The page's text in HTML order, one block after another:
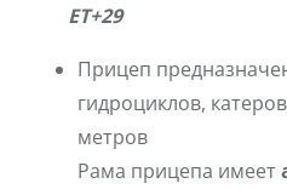
ЕТ+29
Прицеп
гидроциклов,
метров
Рама прицепа имеет